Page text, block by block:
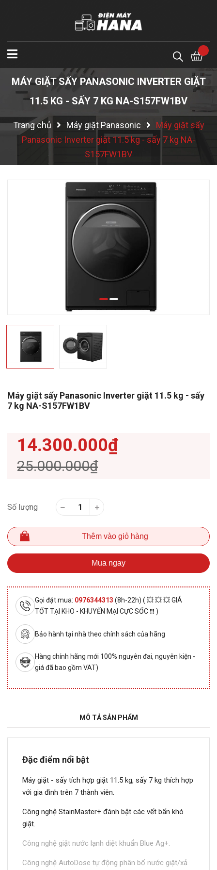
MÁY GIẶT SẤY PANASONIC INVERTER GIẶT
11.5 KG - SẤY 7 KG NA-S157FW1BV
Trang chủ Máy giặt Panasonic
Máy giặt sấy
Panasonic Inverter giặt 11.5 kg - sấy 7 kg NA-
S157FW1BV
Máy giặt sấy Panasonic Inverter giặt 11.5 kg - sấy
7 kg NA-S157FW1BV
14.300.000₫
25.000.000₫
Số lượng
Thêm vào giỏ hàng
Mua ngay
Gọi đặt mua: 0976344313 (8h-22h) ( 💥 💥 💥 GIÁ
TỐT TẠI KHO - KHUYẾN MẠI CỰC SỐC ❗❗ )
Bảo hành tại nhà theo chính sách của hãng
Hàng chính hãng mới 100% nguyên đai, nguyên kiện -
giá đã bao gồm VAT)
MÔ TẢ SẢN PHẨM
Đặc điểm nổi bật
Máy giặt - sấy tích hợp giặt 11.5 kg, sấy 7 kg thích hợp
với gia đình trên 7 thành viên.
Công nghệ StainMaster+ đánh bật các vết bẩn khó
giặt.
Công nghệ giặt nước lạnh diệt khuẩn Blue Ag+.
Công nghệ AutoDose tự động phân bổ nước giặt/xả